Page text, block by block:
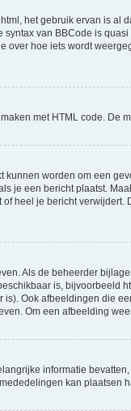
het gebruik ervan is al
van BBCode is
over hoe iets wordt
met HTML code.
worden om een
je een bericht plaatst.
heel je bericht
Als de beheerder
is, bijvoorbeeld
Ook afbeeldingen die
Om een afbeelding
informatie
kan plaatsen